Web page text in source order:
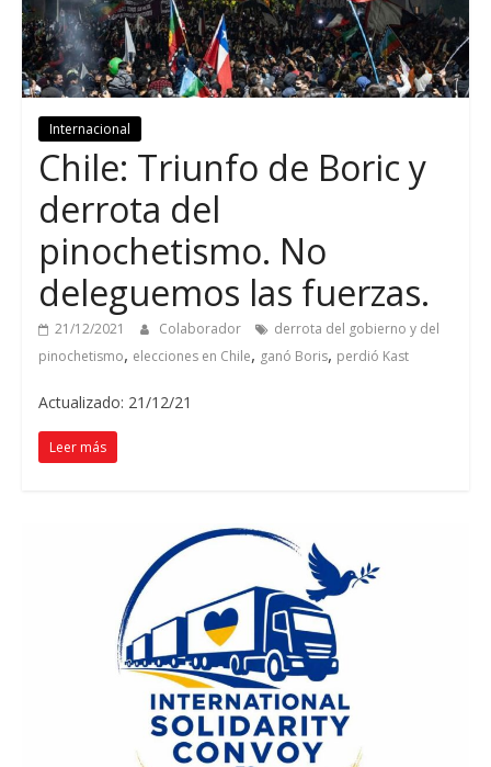
Internacional
Chile: Triunfo de Boric y
derrota del
pinochetismo. No
deleguemos las fuerzas.
21/12/2021 Colaborador
derrota del gobierno y del
pinochetismo, elecciones en Chile, ganó Boris, perdió Kast
Actualizado: 21/12/21
Leer más